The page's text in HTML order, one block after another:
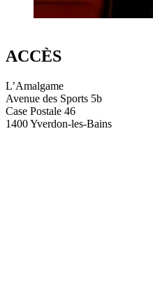
ACCÈS
L’Amalgame
Avenue des Sports 5b
Case Postale 46
1400 Yverdon-les-Bains